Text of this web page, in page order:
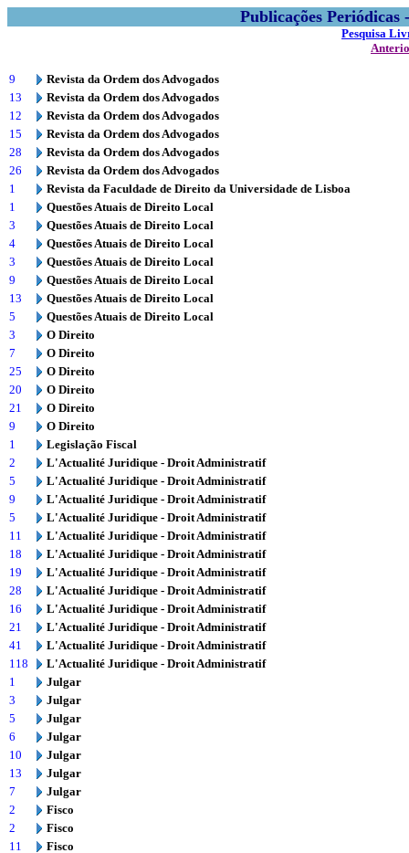
Publicações
Pesquisa
9
Revista da Ordem dos Advogados
13
Revista da Ordem dos Advogados
12
Revista da Ordem dos Advogados
15
Revista da Ordem dos Advogados
28
Revista da Ordem dos Advogados
26
Revista da Ordem dos Advogados
1
Revista da Faculdade de Direito da Universidade de Lisboa
1
Questões Atuais de Direito Local
3
Questões Atuais de Direito Local
4
Questões Atuais de Direito Local
3
Questões Atuais de Direito Local
9
Questões Atuais de Direito Local
13
Questões Atuais de Direito Local
5
Questões Atuais de Direito Local
3
O Direito
7
O Direito
25
O Direito
20
O Direito
21
O Direito
9
O Direito
1
Legislação Fiscal
2
L'Actualité Juridique - Droit Administratif
5
L'Actualité Juridique - Droit Administratif
9
L'Actualité Juridique - Droit Administratif
5
L'Actualité Juridique - Droit Administratif
11
L'Actualité Juridique - Droit Administratif
18
L'Actualité Juridique - Droit Administratif
19
L'Actualité Juridique - Droit Administratif
28
L'Actualité Juridique - Droit Administratif
16
L'Actualité Juridique - Droit Administratif
21
L'Actualité Juridique - Droit Administratif
41
L'Actualité Juridique - Droit Administratif
118
L'Actualité Juridique - Droit Administratif
1
Julgar
3
Julgar
5
Julgar
6
Julgar
10
Julgar
13
Julgar
7
Julgar
2
Fisco
2
Fisco
11
Fisco